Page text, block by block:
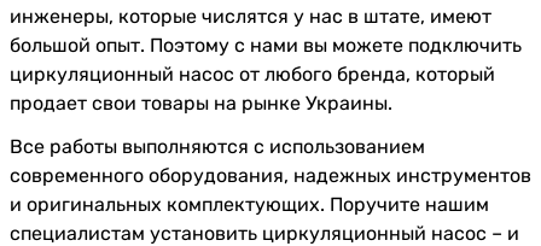
инженеры, которые числятся у нас в штате, имеют
большой опыт. Поэтому с нами вы можете подключить
циркуляционный насос от любого бренда, который
продает свои товары на рынке Украины.
Все работы выполняются с использованием
современного оборудования, надежных инструментов
и оригинальных комплектующих. Поручите нашим
специалистам установить циркуляционный насос – и